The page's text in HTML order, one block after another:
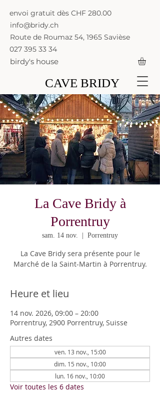
CAVE BRIDY
envoi gratuit dès CHF 280.00
027 395 33 34
Route de Roumaz 54, 1965 Savièse
info@bridy.ch
birdy's house
La Cave Bridy à
Porrentruy
sam. 14 nov.
  |
Porrentruy
La Cave Bridy sera présente pour le
Marché de la Saint-Martin à Porrentruy.
Heure et lieu
14 nov. 2026, 09:00 – 20:00
Porrentruy, 2900 Porrentruy, Suisse
Autres dates
ven. 13 nov., 15:00
dim. 15 nov., 10:00
lun. 16 nov., 10:00
Voir toutes les 6 dates